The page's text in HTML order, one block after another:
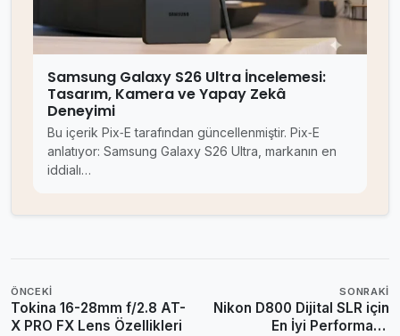
Samsung Galaxy S26 Ultra İncelemesi:
Tasarım, Kamera ve Yapay Zekâ
Deneyimi
Bu içerik Pix‑E tarafından güncellenmiştir. Pix‑E
anlatıyor: Samsung Galaxy S26 Ultra, markanın en
iddialı…
ÖNCEKI
Tokina 16-28mm f/2.8 AT-
X PRO FX Lens Özellikleri
SONRAKI
Nikon D800 Dijital SLR için
En İyi Performans